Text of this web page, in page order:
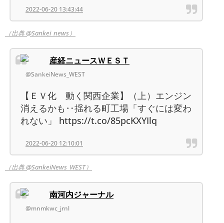
2022-06-20 13:43:44
（出典 @Sankei_news）
産経ニュースＷＥＳＴ
@SankeiNews_WEST
【ＥＶ化 動く関西企業】（上）エンジン
消えるかも‥揺れる町工場「すぐには変わ
れない」 https://t.co/85pcKXYIlq
2022-06-20 12:10:01
（出典 @SankeiNews_WEST）
南河内ジャーナル
@mnmkwc_jrnl